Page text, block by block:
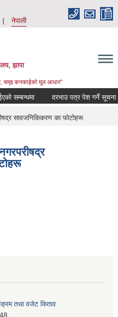
नेपाली
झापा
समृद्द कनकाईको मूल आधार"
सम्बन्धमा दरभाउ पत्र पेश गर्ने सूचना
सावजनिकिकरण का फाेटाेहरू
तथा वजेट किताव